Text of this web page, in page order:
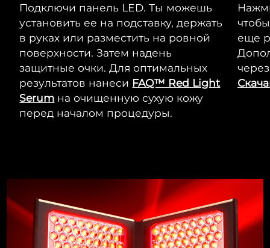
Подключи панель LED. Ты можешь
установить ее на подставку, держать
в руках или разместить на ровной
поверхности. Затем надень
защитные очки. Для оптимальных
результатов нанеси FAQ™ Red Light
Serum на очищенную сухую кожу
перед началом процедуры.
еще